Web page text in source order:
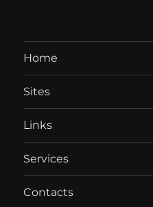
Home
Sites
Links
Services
Contacts